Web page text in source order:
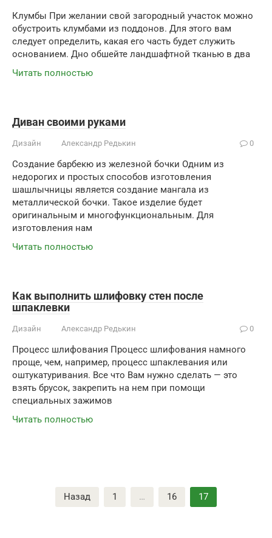
Клумбы При желании свой загородный участок можно
обустроить клумбами из поддонов. Для этого вам
следует определить, какая его часть будет служить
основанием. Дно обшейте ландшафтной тканью в два
Читать полностью
Диван своими руками
Дизайн Александр Редькин 0
Создание барбекю из железной бочки Одним из
недорогих и простых способов изготовления
шашлычницы является создание мангала из
металлической бочки. Такое изделие будет
оригинальным и многофункциональным. Для
изготовления нам
Читать полностью
Как выполнить шлифовку стен после
шпаклевки
Дизайн Александр Редькин 0
Процесс шлифования Процесс шлифования намного
проще, чем, например, процесс шпаклевания или
оштукатуривания. Все что Вам нужно сделать — это
взять брусок, закрепить на нем при помощи
специальных зажимов
Читать полностью
Назад 1 … 16 17